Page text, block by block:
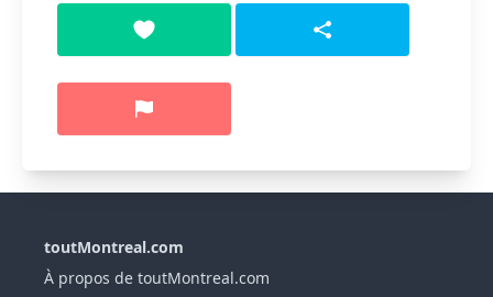
toutMontreal.com
À propos de toutMontreal.com